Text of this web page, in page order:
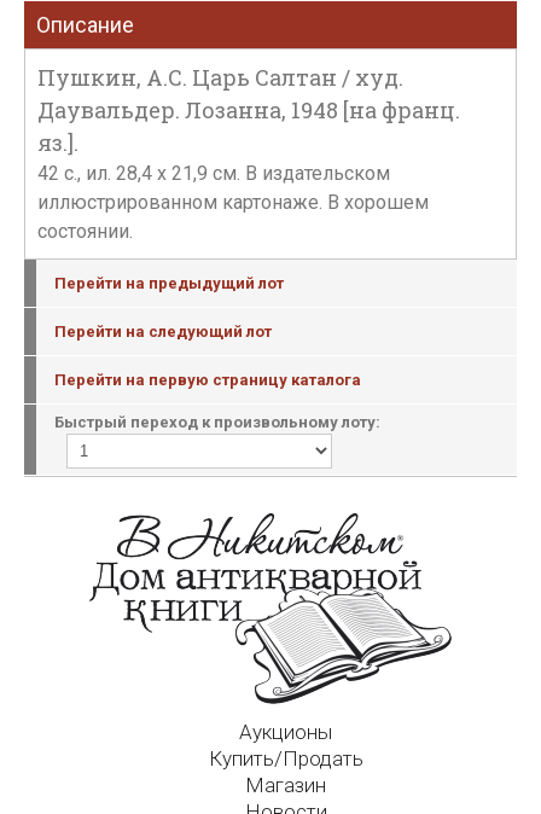
Описание
Пушкин, А.С. Царь Салтан / худ.
Даувальдер. Лозанна, 1948 [на франц.
яз.].
42 с., ил. 28,4 х 21,9 см. В издательском
иллюстрированном картонаже. В хорошем
состоянии.
Перейти на предыдущий лот
Перейти на следующий лот
Перейти на первую страницу каталога
Быстрый переход к произвольному лоту:
Аукционы
Купить/Продать
Магазин